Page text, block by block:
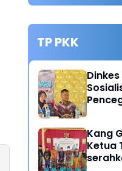
TP PKK
Emas
Kang
Ketua